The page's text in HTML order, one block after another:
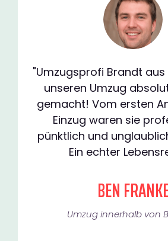
"Umzugsprofi Brandt
unseren Umzug
gemacht! Vom ersten
Einzug waren sie
pünktlich und
Ein echter
BEN
Umzug innerhalb von